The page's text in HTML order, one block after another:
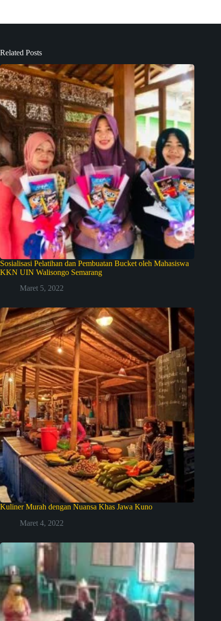
Related Posts
Sosialisasi Pelatihan dan Pembuatan Bucket oleh Mahasiswa
KKN UIN Walisongo Semarang
Maret 5, 2022
Kuliner Murah dengan Nuansa Khas Jawa Kuno
Maret 4, 2022